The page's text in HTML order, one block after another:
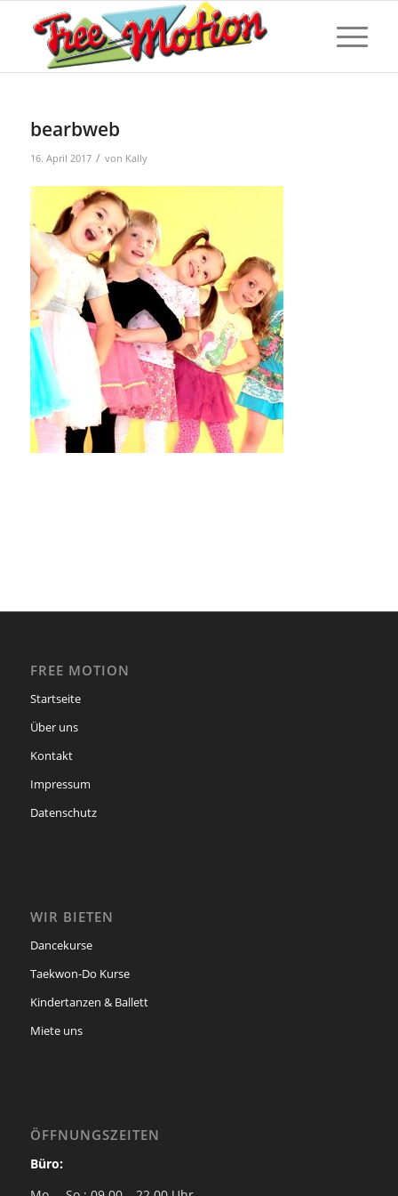
bearbweb
16. April 2017 / von Kally
FREE MOTION
Startseite
Über uns
Kontakt
Impressum
Datenschutz
WIR BIETEN
Dancekurse
Taekwon-Do Kurse
Kindertanzen & Ballett
Miete uns
ÖFFNUNGSZEITEN
Büro: